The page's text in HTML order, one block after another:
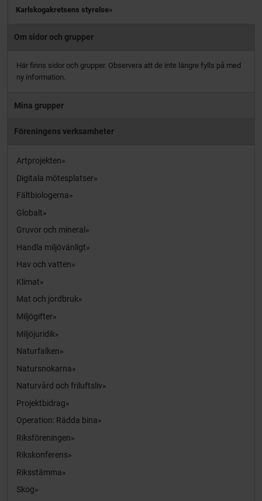
Karlskogakretsens styrelse
Om sidor och grupper
Här finns sidor och grupper. Observera att de inte längre fylls på med
ny information.
Mina grupper
Föreningens verksamheter
Artprojekten
Digitala mötesplatser
Fältbiologerna
Globalt
Gruvor och mineral
Handla miljövänligt
Hav och vatten
Klimat
Mat och jordbruk
Miljögifter
Miljöjuridik
Naturfalken
Natursnokarna
Naturvård och friluftsliv
Projektbidrag
Operation: Rädda bina
Riksföreningen
Rikskonferens
Riksstämma
Skog